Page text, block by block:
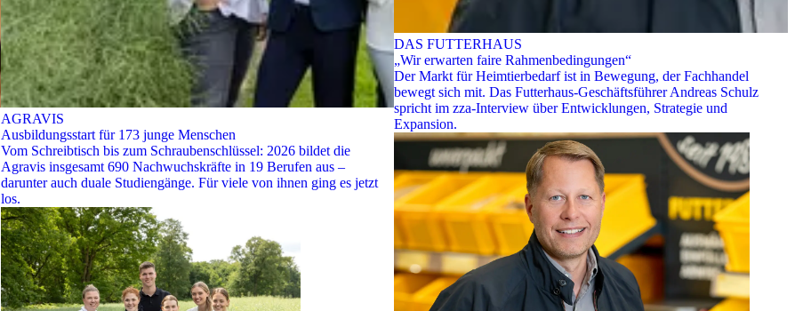
AGRAVIS
Ausbildungsstart für 173 junge Menschen
Vom Schreibtisch bis zum Schraubenschlüssel: 2026 bildet die
Agravis insgesamt 690 Nachwuchskräfte in 19 Berufen aus –
darunter auch duale Studiengänge. Für viele von ihnen ging es jetzt
los.
DAS FUTTERHAUS
„Wir erwarten faire Rahmenbedingungen“
Der Markt für Heimtierbedarf ist in Bewegung, der Fachhandel
bewegt sich mit. Das Futterhaus-Geschäftsführer Andreas Schulz
spricht im zza-Interview über Entwicklungen, Strategie und
Expansion.